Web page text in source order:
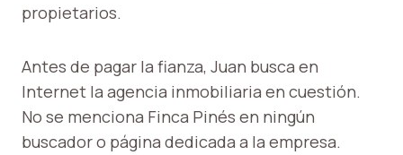
propietarios.
Antes de pagar la fianza, Juan busca en
Internet la agencia inmobiliaria en cuestión.
No se menciona Finca Pinés en ningún
buscador o página dedicada a la empresa.